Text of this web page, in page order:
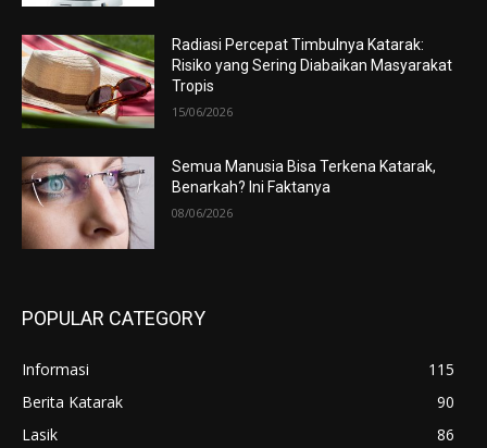
Radiasi Percepat Timbulnya Katarak:
Risiko yang Sering Diabaikan Masyarakat
Tropis
15/06/2026
Semua Manusia Bisa Terkena Katarak,
Benarkah? Ini Faktanya
08/06/2026
POPULAR CATEGORY
Informasi
115
Berita Katarak
90
Lasik
86